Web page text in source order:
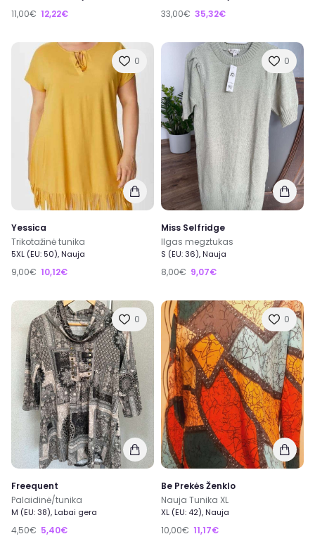
11,00€ 12,22€ 33,00€ 35,32€
0
Yessica
Trikotažinė tunika
5XL (EU: 50), Nauja
9,00€ 10,12€
0
Miss Selfridge
Ilgas megztukas
S (EU: 36), Nauja
8,00€ 9,07€
0
Freequent
Palaidinė/tunika
M (EU: 38), Labai gera
4,50€ 5,40€
0
Be Prekės Ženklo
Nauja Tunika XL
XL (EU: 42), Nauja
10,00€ 11,17€